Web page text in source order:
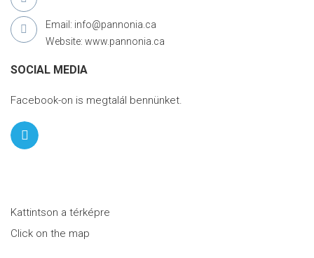
Email: info@pannonia.ca
Website: www.pannonia.ca
SOCIAL MEDIA
Facebook-on is megtalál bennünket.
Kattintson a térképre
Click on the map